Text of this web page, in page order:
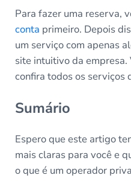
Para fazer uma reserva,
conta primeiro. Depois
um serviço com apenas
site intuitivo da
confira todos os serviços
Sumário
Espero que este artigo
mais claras para você e
o que é um operador